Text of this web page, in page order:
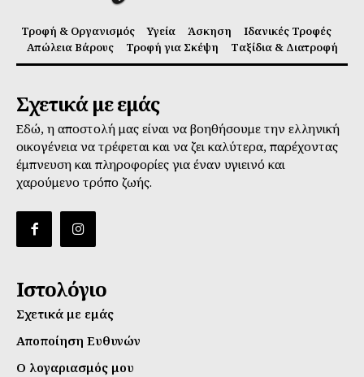
Τροφή & Οργανισμός Υγεία Άσκηση
Ιδανικές Τροφές
Απώλεια Βάρους
Τροφή για Σκέψη Ταξίδια & Διατροφή
Σχετικά με εμάς
Εδώ, η αποστολή μας είναι να βοηθήσουμε την ελληνική
οικογένεια να τρέφεται και να ζει καλύτερα, παρέχοντας
έμπνευση και πληροφορίες για έναν υγιεινό και
χαρούμενο τρόπο ζωής.
Ιστολόγιο
Σχετικά με εμάς
Αποποίηση Ευθυνών
Ο λογαριασμός μου